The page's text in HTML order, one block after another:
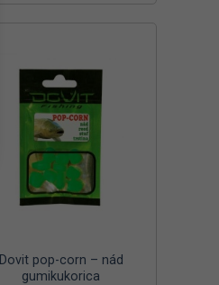
Dovit pop-corn – nád
gumikukorica